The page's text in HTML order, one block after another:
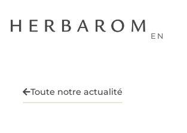
EN
Toute notre actualité